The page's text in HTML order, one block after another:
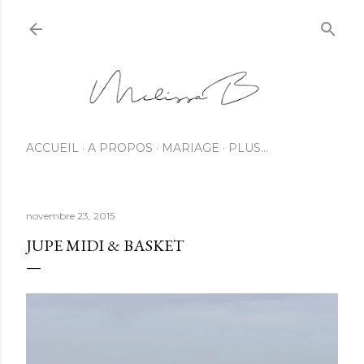
ACCUEIL A PROPOS MARIAGE PLUS…
novembre 23, 2015
JUPE MIDI & BASKET